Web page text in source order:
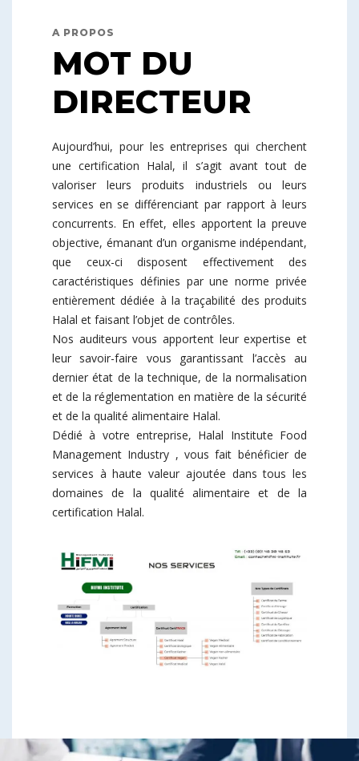
A PROPOS
MOT DU
DIRECTEUR
Aujourd’hui, pour les entreprises qui cherchent
une certification Halal, il s’agit avant tout de
valoriser leurs produits industriels ou leurs
services en se différenciant par rapport à leurs
concurrents. En effet, elles apportent la preuve
objective, émanant d’un organisme indépendant,
que ceux-ci disposent effectivement des
caractéristiques définies par une norme privée
entièrement dédiée à la traçabilité des produits
Halal et faisant l’objet de contrôles.
Nos auditeurs vous apportent leur expertise et
leur savoir-faire vous garantissant l’accès au
dernier état de la technique, de la normalisation
et de la réglementation en matière de la sécurité
et de la qualité alimentaire Halal.
Dédié à votre entreprise, Halal Institute Food
Management Industry , vous fait bénéficier de
services à haute valeur ajoutée dans tous les
domaines de la qualité alimentaire et de la
certification Halal.